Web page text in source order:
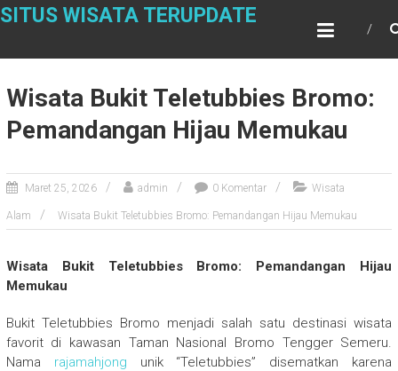
Skip
SITUS WISATA TERUPDATE
Wisata Bukit Teletubbies Bromo:
Pemandangan Hijau Memukau
Maret 25, 2026 admin 0 Komentar Wisata
Alam Wisata Bukit Teletubbies Bromo: Pemandangan Hijau Memukau
Wisata Bukit Teletubbies Bromo: Pemandangan Hijau
Memukau
Bukit Teletubbies Bromo menjadi salah satu destinasi wisata
favorit di kawasan Taman Nasional Bromo Tengger Semeru.
Nama rajamahjong unik “Teletubbies” disematkan karena